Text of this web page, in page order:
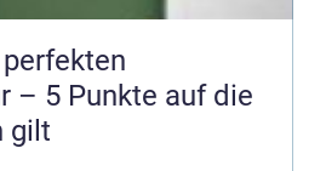
– 5 Punkte auf die
gilt